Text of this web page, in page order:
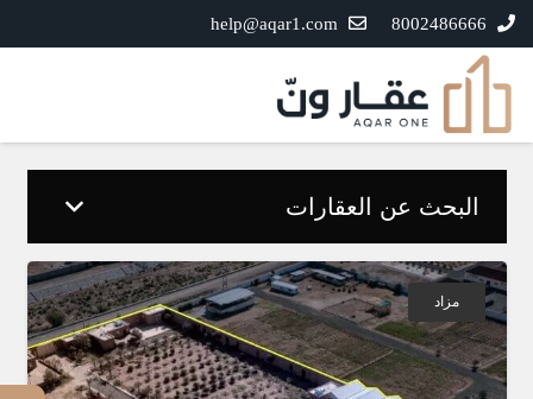
8002486666
help@aqar1.com
البحث عن العقارات
مزاد